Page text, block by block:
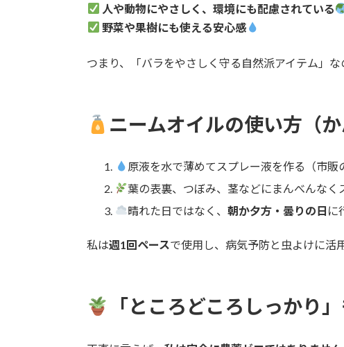
人や動物にやさしく、環境にも配慮されている
野菜や果樹にも使える安心感
つまり、「バラをやさしく守る自然派アイテム」な
ニームオイルの使い方（か
原液を水で薄めてスプレー液を作る（市販
葉の表裏、つぼみ、茎などにまんべんなく
晴れた日ではなく、 朝か夕方・曇りの日 に
私は週1回ペースで使用し、病気予防と虫よけに活
「ところどころしっかり